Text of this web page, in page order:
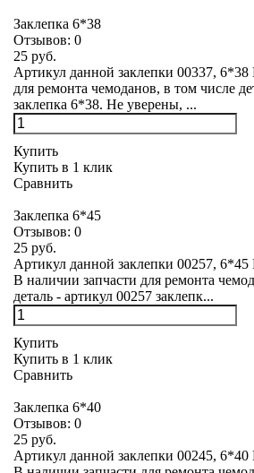
Заклепка 6*38
Отзывов: 0
25 руб.
Артикул данной заклепки 00337, 6*38
для ремонта чемоданов, в том числе
заклепка 6*38. Не уверены, ...
Купить
Купить в 1 клик
Сравнить
Заклепка 6*45
Отзывов: 0
25 руб.
Артикул данной заклепки 00257,
В наличии запчасти для ремонта
деталь - артикул 00257 заклепк...
Купить
Купить в 1 клик
Сравнить
Заклепка 6*40
Отзывов: 0
25 руб.
Артикул данной заклепки 00245,